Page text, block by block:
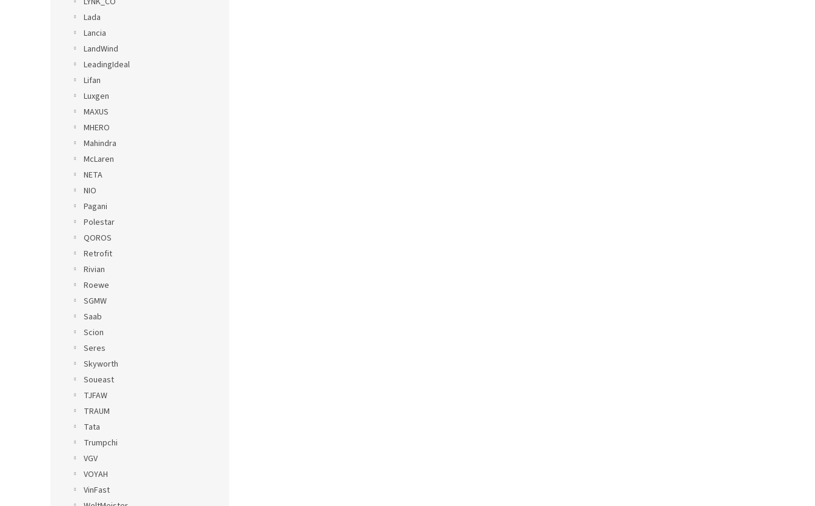
Lada
Lancia
LandWind
LeadingIdeal
Lifan
Luxgen
MAXUS
MHERO
Mahindra
McLaren
NETA
NIO
Pagani
Polestar
QOROS
Retrofit
Rivian
Roewe
SGMW
Saab
Scion
Seres
Skyworth
Soueast
TJFAW
TRAUM
Tata
Trumpchi
VGV
VOYAH
VinFast